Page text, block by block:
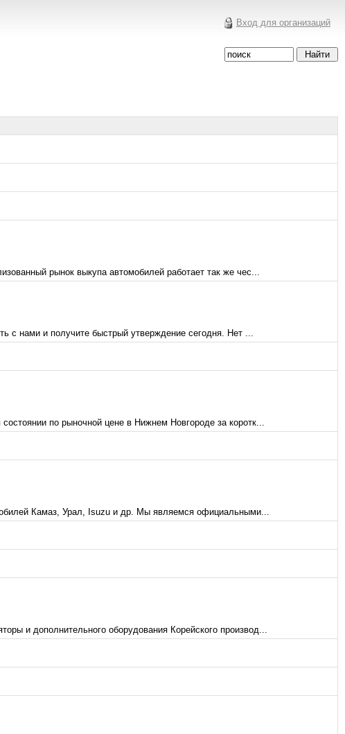
Вход для организаций
рынок выкупа автомобилей работает так же чес...
с нами и получите быстрый утверждение сегодня. Нет ...
по рыночной цене в Нижнем Новгороде за коротк...
Камаз, Урал, Isuzu и др. Мы являемся официальными...
и дополнительного оборудования Корейского производ...